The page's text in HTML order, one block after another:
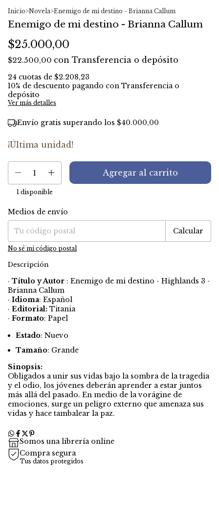
Inicio>Novela>Enemigo de mi destino - Brianna Callum
Enemigo de mi destino - Brianna Callum
$25.000,00
$22.500,00 con Transferencia o depósito
24 cuotas de $2.208,23
10% de descuento pagando con Transferencia o
depósito
Ver más detalles
Envío gratis superando los $40.000,00
¡Última unidad!
1 disponible
Entregas para el CP:
Medios de envío
Calcular
No sé mi código postal
Descripción
· Título y Autor : Enemigo de mi destino - Highlands 3 -
Brianna Callum
· Idioma: Español
· Editorial: Titania
· Formato: Papel
Estado: Nuevo
Tamaño: Grande
Sinopsis:
Obligados a unir sus vidas bajo la sombra de la tragedia
y el odio, los jóvenes deberán aprender a estar juntos
más allá del pasado. En medio de la vorágine de
emociones, surge un peligro externo que amenaza sus
vidas y hace tambalear la paz.
Somos una librería online
Compra segura
Tus datos protegidos